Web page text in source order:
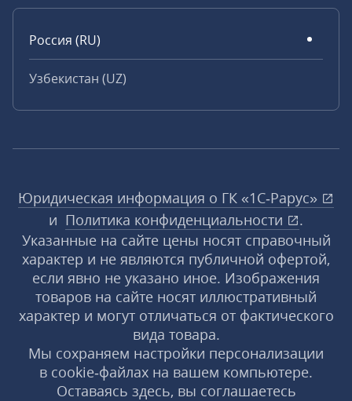
Россия (RU)
Узбекистан (UZ)
Юридическая информация о ГК «1С‑Рарус»
и Политика конфиденциальности
.
Указанные на сайте цены носят справочный
характер и не являются публичной офертой,
если явно не указано иное. Изображения
товаров на сайте носят иллюстративный
характер и могут отличаться от фактического
вида товара.
Мы сохраняем настройки персонализации
в cookie‑файлах на вашем компьютере.
Оставаясь здесь, вы соглашаетесь